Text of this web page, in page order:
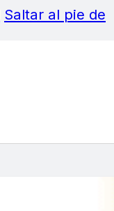
Saltar al pie de